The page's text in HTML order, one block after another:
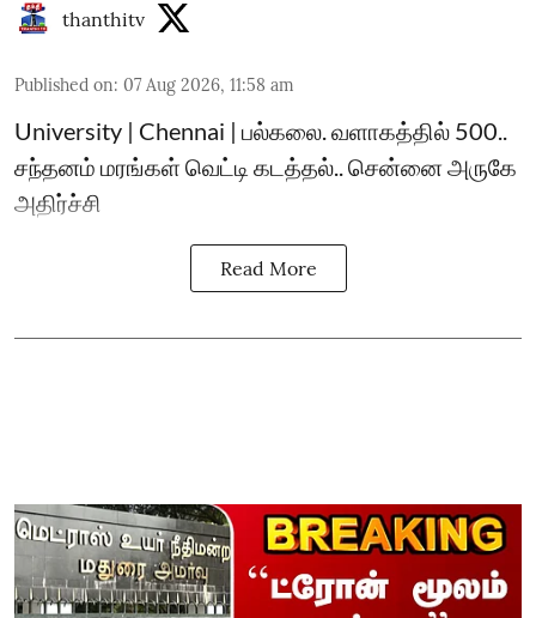
thanthitv
Published on: 07 Aug 2026, 11:58 am
University | Chennai | பல்கலை. வளாகத்தில் 500..
சந்தனம் மரங்கள் வெட்டி கடத்தல்.. சென்னை அருகே
அதிர்ச்சி
Read More